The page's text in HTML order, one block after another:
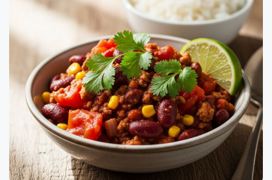
Fourches et fourchettes
Écumoires
Baguettes
Pilons
Presse-agrumes
Couteaux à fromage
Couteaux à huîtres
Couteaux à pain
Couteaux filet de sole
Couteaux tranchelard
Plats et plaques
Moules
Cercles à tarte
Couvercles
Manches et poignées
Nogent
Opinel
De Buyer
Cristel
Tefal